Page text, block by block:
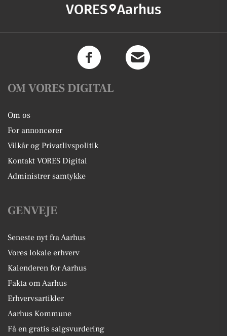
VORES Aarhus
OM VORES DIGITAL
Om os
For annoncører
Vilkår og Privatlivspolitik
Kontakt VORES Digital
Administrer samtykke
GENVEJE
Seneste nyt fra Aarhus
Vores lokale erhverv
Kalenderen for Aarhus
Fakta om Aarhus
Erhvervsartikler
Aarhus Kommune
Få en gratis salgsvurdering